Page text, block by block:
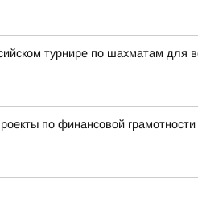
турнире по шахматам для
по финансовой грамотности